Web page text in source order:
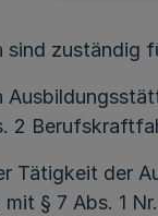
sind zuständig
2
Tätigkeit der
§ 7 Abs. 1